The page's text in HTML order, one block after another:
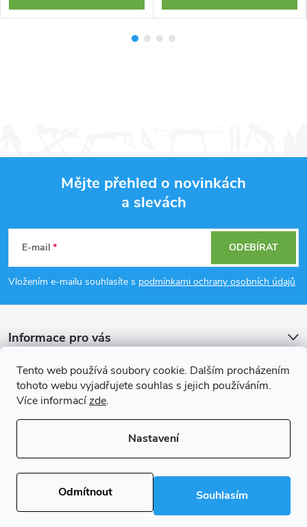
Tento web používá soubory cookie. Dalším procházením
tohoto webu vyjadřujete souhlas s jejich používáním.
Více informacízde.
Nastavení
Odmítnout Souhlasím
p
a
t
Mějte přehled o novinkách
a slevách
E-mail
Vložením e-mailu souhlasíte s podmínkami ochrany osobních údajů
ODEBÍRAT
Informace pro vás
Přijímáme online platby
Copyright 2026Rockfast.cz. Všechna práva vyhrazena.Upravit nastavení
cookies